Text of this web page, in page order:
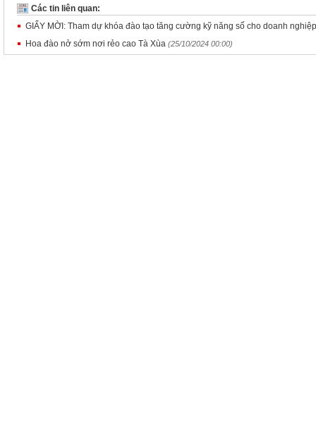
Các tin liên quan:
GIẤY MỜI: Tham dự khóa đào tạo tăng cường kỹ năng số cho doanh
Hoa đào nở sớm nơi rẻo cao Tà Xùa (25/10/2024 00:00)